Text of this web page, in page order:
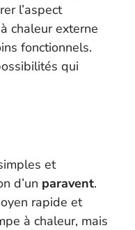
l’aspect
chaleur externe
fonctionnels.
qui
et
d’un paravent.
rapide et
à chaleur, mais